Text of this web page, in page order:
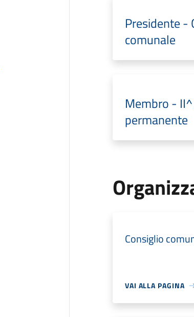
Presidente -
comunale
Membro -
permanente
Consiglio
VAI ALLA PAGINA